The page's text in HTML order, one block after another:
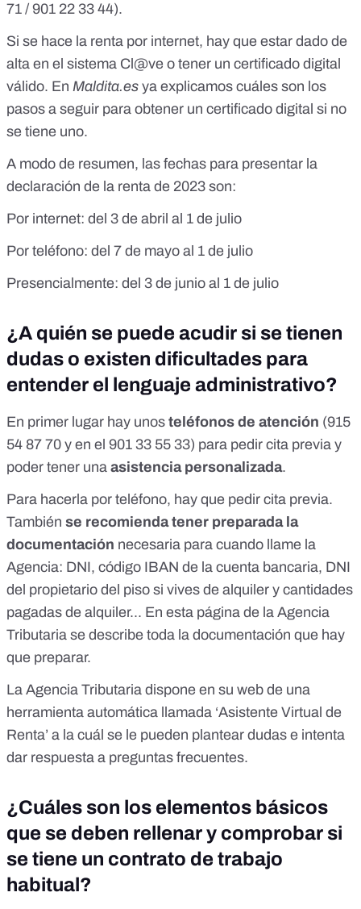
71 / 901 22 33 44).
Si se hace la renta por internet, hay que estar dado de
alta en el sistema Cl@ve o tener un certificado digital
válido. En Maldita.es ya explicamos cuáles son los
pasos a seguir para obtener un certificado digital si no
se tiene uno.
A modo de resumen, las fechas para presentar la
declaración de la renta de 2023 son:
Por internet: del 3 de abril al 1 de julio
Por teléfono: del 7 de mayo al 1 de julio
Presencialmente: del 3 de junio al 1 de julio
¿A quién se puede acudir si se tienen
dudas o existen dificultades para
entender el lenguaje administrativo?
En primer lugar hay unos teléfonos de atención (915
54 87 70 y en el 901 33 55 33) para pedir cita previa y
poder tener una asistencia personalizada.
Para hacerla por teléfono, hay que pedir cita previa.
También se recomienda tener preparada la
documentación necesaria para cuando llame la
Agencia: DNI, código IBAN de la cuenta bancaria, DNI
del propietario del piso si vives de alquiler y cantidades
pagadas de alquiler... En esta página de la Agencia
Tributaria se describe toda la documentación que hay
que preparar.
La Agencia Tributaria dispone en su web de una
herramienta automática llamada ‘Asistente Virtual de
Renta’ a la cuál se le pueden plantear dudas e intenta
dar respuesta a preguntas frecuentes.
¿Cuáles son los elementos básicos
que se deben rellenar y comprobar si
se tiene un contrato de trabajo
habitual?